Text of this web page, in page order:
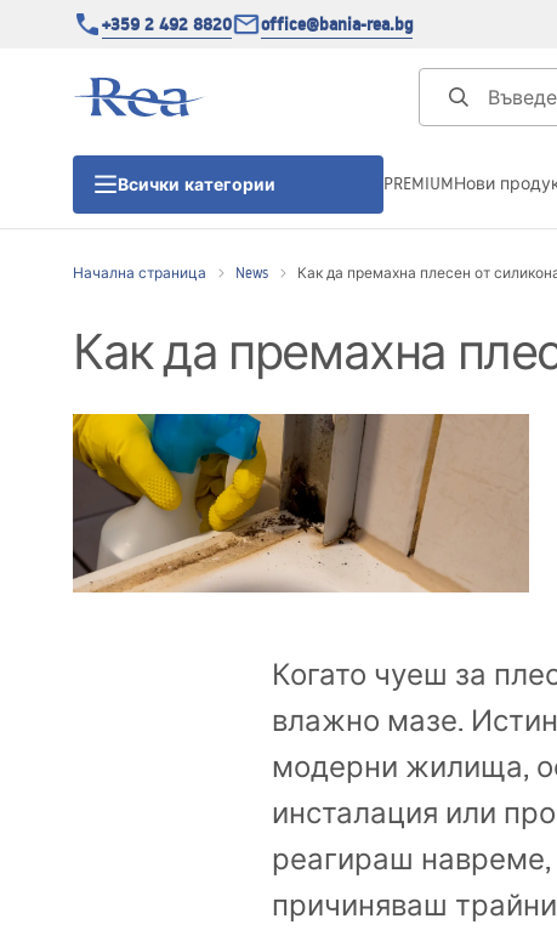
+359 2 492 8820 office@bania-rea.bg
Всички категории
Душ кабини
Душ корита
Линейни сифони
Комплект тоалетна чиния с
Смесители за баня
PREMIUMНови
Начална страница News Как да премахна плесен от
Как да премахна
Когато чуеш за
влажно мазе.
модерни жилища,
инсталация или
реагираш
причиняваш